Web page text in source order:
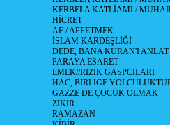
KERBELA KATLİAMI /
HİCRET
AF / AFFETMEK
İSLAM KARDEŞLİĞİ
DEDE, BANA KURAN'I ANLAT
PARAYA ESARET
EMEK//RIZIK GASPCILARI
HAC, BİRLİGE
GAZZE DE ÇOCUK OLMAK
ZİKİR
RAMAZAN